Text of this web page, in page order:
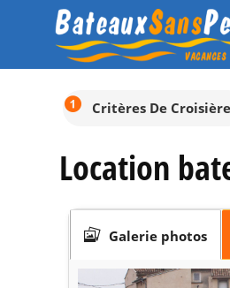
Critères De
Location
Galerie photos